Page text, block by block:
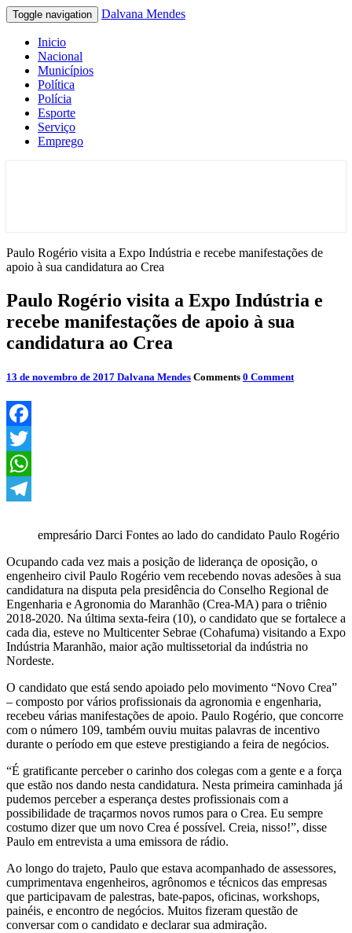
Toggle navigation Dalvana Mendes
Inicio
Nacional
Municípios
Política
Polícia
Esporte
Serviço
Emprego
Paulo Rogério visita a Expo Indústria e recebe manifestações de
apoio à sua candidatura ao Crea
Paulo Rogério visita a Expo Indústria e
recebe manifestações de apoio à sua
candidatura ao Crea
13 de novembro de 2017 Dalvana Mendes Comments 0 Comment
Facebook
Twitter
WhatsApp
empresário Darci Fontes ao lado do candidato Paulo Rogério
Ocupando cada vez mais a posição de liderança de oposição, o
engenheiro civil Paulo Rogério vem recebendo novas adesões à sua
candidatura na disputa pela presidência do Conselho Regional de
Engenharia e Agronomia do Maranhão (Crea-MA) para o triênio
2018-2020. Na última sexta-feira (10), o candidato que se fortalece a
cada dia, esteve no Multicenter Sebrae (Cohafuma) visitando a Expo
Indústria Maranhão, maior ação multissetorial da indústria no
Nordeste.
O candidato que está sendo apoiado pelo movimento “Novo Crea”
– composto por vários profissionais da agronomia e engenharia,
recebeu várias manifestações de apoio. Paulo Rogério, que concorre
com o número 109, também ouviu muitas palavras de incentivo
durante o período em que esteve prestigiando a feira de negócios.
“É gratificante perceber o carinho dos colegas com a gente e a força
que estão nos dando nesta candidatura. Nesta primeira caminhada já
pudemos perceber a esperança destes profissionais com a
possibilidade de traçarmos novos rumos para o Crea. Eu sempre
costumo dizer que um novo Crea é possível. Creia, nisso!”, disse
Paulo em entrevista a uma emissora de rádio.
Ao longo do trajeto, Paulo que estava acompanhado de assessores,
cumprimentava engenheiros, agrônomos e técnicos das empresas
que participavam de palestras, bate-papos, oficinas, workshops,
painéis, e encontro de negócios. Muitos fizeram questão de
conversar com o candidato e declarar sua admiração.